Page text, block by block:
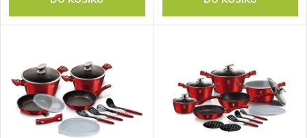
u
k
t
d
k
t